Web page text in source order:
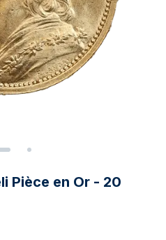
Pièce en Or - 20